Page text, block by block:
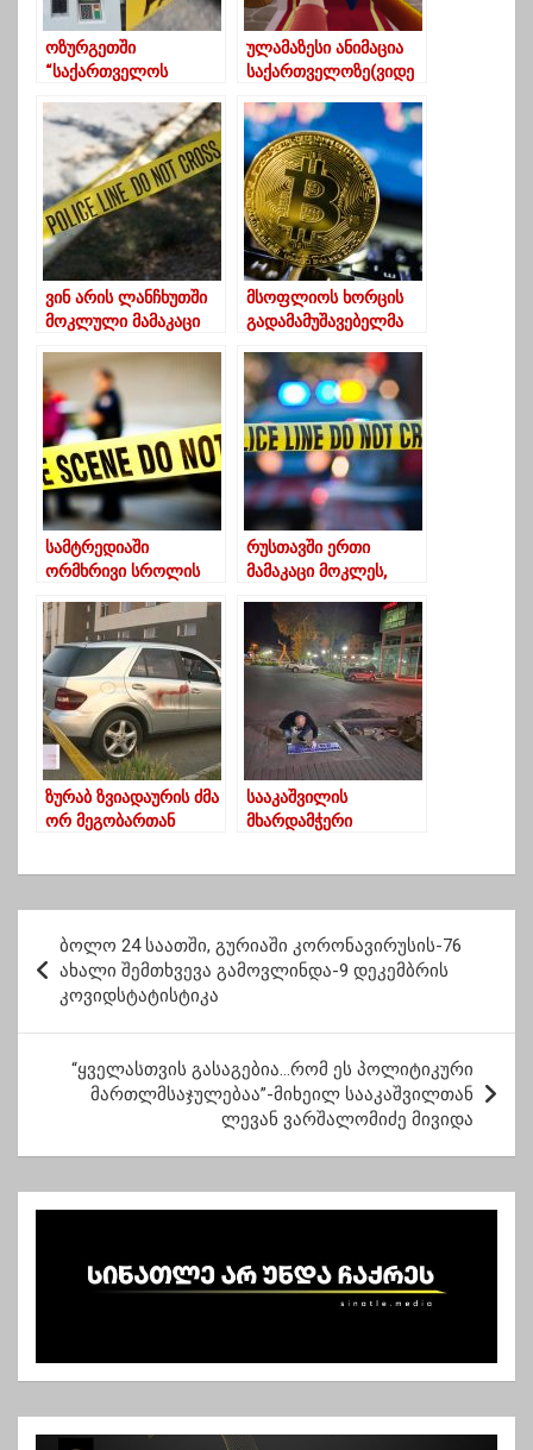
ოზურგეთში
“საქართველოს
ჩარიცხვის აპარატი
დააზიანეს-შს-მ
გამოძიება დაიწყო
ულამაზესი ანიმაცია
საქართველოზე(ვიდე
ვინ არის ლანჩხუთში
მოკლული მამაკაცი
მსოფლიოს ხორცის
გადამამუშავებელმა
კომპანიამ, JBS-მა,
კიბერშეტევის
შეწყვეტის
სანაცვლოდ,
გამოსასყიდის სახით
11 მილიონი აშშ
დოლარი გადაიხადა
სამტრედიაში
ორმხრივი სროლის
ადამიანი დაიჭრა
რუსთავში ერთი
მამაკაცი მოკლეს,
ზურაბ ზვიადაურის ძმა
ორ მეგობართან
სააკაშვილის
მხარდამჭერი
აქტივისტს უცნობები
ოჯახში მიუვარდნენ და
ცოლს ცემეს
ო
ტ
ნ
ა
ც
ი
ბოლო 24 საათში, გურიაში კორონავირუსის-76
ახალი შემთხვევა გამოვლინდა-9 დეკემბრის
კოვიდსტატისტიკა
“ყველასთვის გასაგებია…რომ ეს პოლიტიკური
მართლმსაჯულებაა”-მიხეილ სააკაშვილთან
ლევან ვარშალომიძე მივიდა